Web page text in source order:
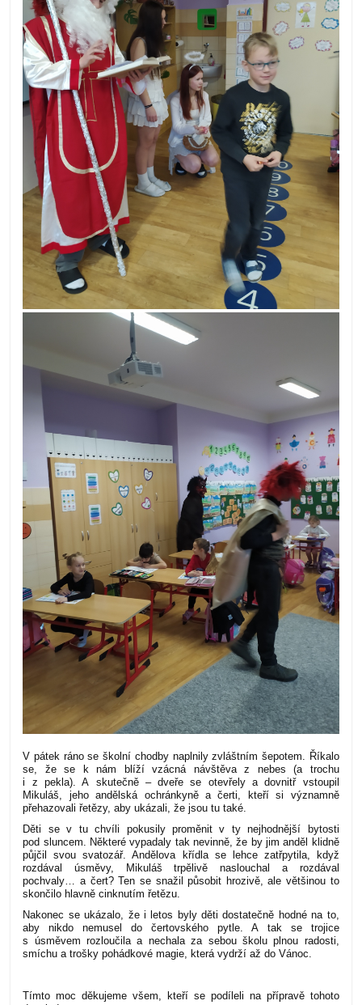
V pátek ráno se školní chodby naplnily zvláštním šepotem. Říkalo
se, že se k nám blíží vzácná návštěva z nebes (a trochu
i z pekla). A skutečně – dveře se otevřely a dovnitř vstoupil
Mikuláš, jeho andělská ochránkyně a čerti, kteří si významně
přehazovali řetězy, aby ukázali, že jsou tu také.
Děti se v tu chvíli pokusily proměnit v ty nejhodnější bytosti
pod sluncem. Některé vypadaly tak nevinně, že by jim anděl klidně
půjčil svou svatozář. Andělova křídla se lehce zatřpytila, když
rozdával úsměvy, Mikuláš trpělivě naslouchal a rozdával
pochvaly… a čert? Ten se snažil působit hrozivě, ale většinou to
skončilo hlavně cinknutím řetězu.
Nakonec se ukázalo, že i letos byly děti dostatečně hodné na to,
aby nikdo nemusel do čertovského pytle. A tak se trojice
s úsměvem rozloučila a nechala za sebou školu plnou radosti,
smíchu a trošky pohádkové magie, která vydrží až do Vánoc.
Tímto moc děkujeme všem, kteří se podíleli na přípravě tohoto